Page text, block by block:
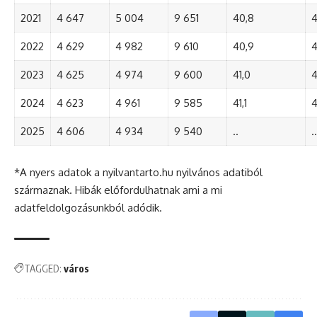
2021 4 647 5 004 9 651 40,8
2022 4 629 4 982 9 610 40,9
2023 4 625 4 974 9 600 41,0
2024 4 623 4 961 9 585 41,1
2025 4 606 4 934 9 540 .. ..
*A nyers adatok a nyilvantarto.hu nyilvános adatiból
származnak. Hibák előfordulhatnak ami a mi
adatfeldolgozásunkból adódik.
TAGGED: város